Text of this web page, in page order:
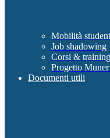
Mobilità
Job shadowing
Corsi & training
Progetto
Documenti utili